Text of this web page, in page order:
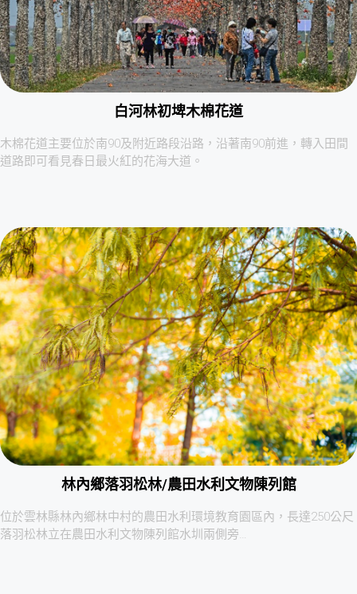
白河林初埤木棉花道
木棉花道主要位於南90及附近路段沿路，沿著南90前進，轉入田間
道路即可看見春日最火紅的花海大道。
林內鄉落羽松林/農田水利文物陳列館
位於雲林縣林內鄉林中村的農田水利環境教育園區內，長達250公尺
落羽松林立在農田水利文物陳列館水圳兩側旁…